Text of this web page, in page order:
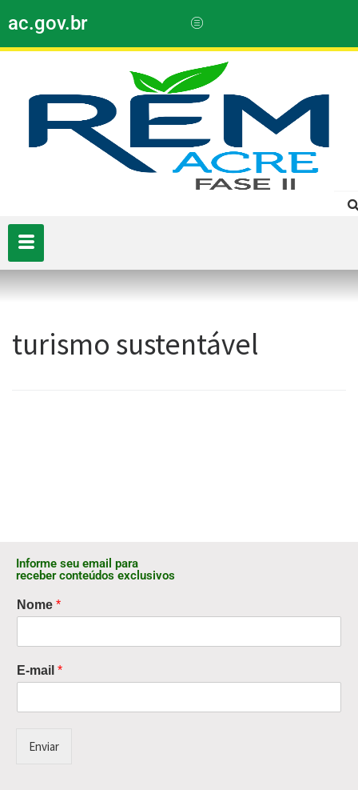
ac.gov.br
turismo sustentável
Informe seu email para
receber conteúdos exclusivos
Nome *
E-mail *
Enviar